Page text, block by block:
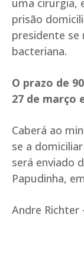
uma cirurgia,
prisão
presidente se
bacteriana.
O prazo de
27 de março
Caberá ao
se a
será enviado
Papudinha,
Andre Richter